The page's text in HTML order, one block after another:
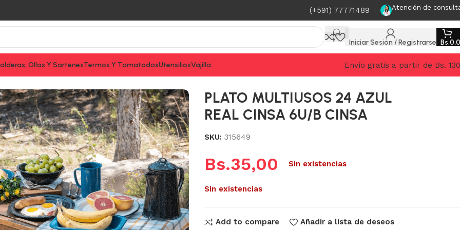
(+591) 77771489 Atención de
Iniciar Sesión / Registrarse Bs.
Ollas Y SartenesTermos Y TomatodosUtensiliosVajilla
Envío gratis a partir de Bs.
PLATO MULTIUSOS 24 AZUL
REAL CINSA 6U/B CINSA
SKU: 315649
Bs.35,00 Sin existencias
Sin existencias
Add to compare Añadir a lista de deseos